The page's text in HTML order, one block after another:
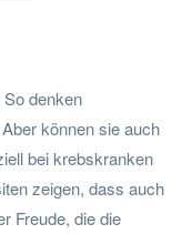
denken
können sie auch
bei krebskranken
zeigen, dass auch
Freude, die die